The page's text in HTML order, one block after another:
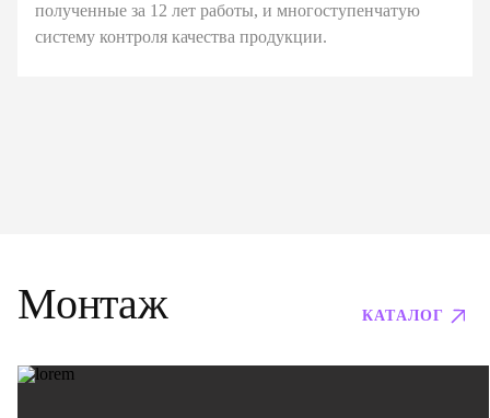
полученные за 12 лет работы, и многоступенчатую
систему контроля качества продукции.
Монтаж КАТАЛОГ